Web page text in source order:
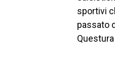
sportivi
passato